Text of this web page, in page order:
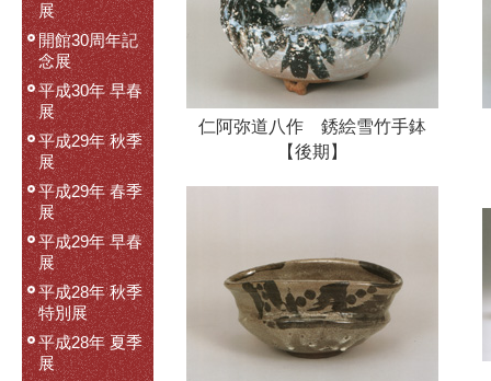
展
開館30周年記
念展
平成30年 早春
展
平成29年 秋季
展
平成29年 春季
展
平成29年 早春
展
平成28年 秋季
特別展
平成28年 夏季
展
仁阿弥道八作 銹絵雪竹手鉢
【後期】